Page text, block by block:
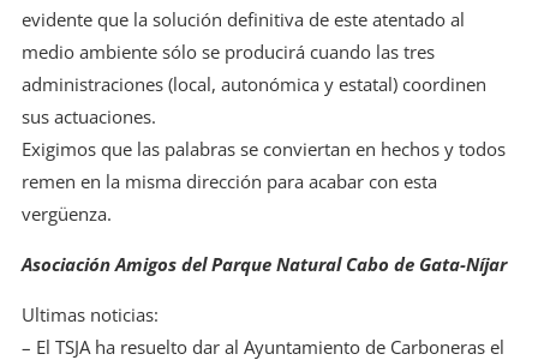
evidente que la solución definitiva de este atentado al
medio ambiente sólo se producirá cuando las tres
administraciones (local, autonómica y estatal) coordinen
sus actuaciones.
Exigimos que las palabras se conviertan en hechos y todos
remen en la misma dirección para acabar con esta
vergüenza.
Asociación Amigos del Parque Natural Cabo de Gata-Níjar
Ultimas noticias:
– El TSJA ha resuelto dar al Ayuntamiento de Carboneras el